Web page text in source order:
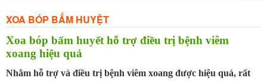
XOA BÓP BẤM HUYỆT
Xoa bóp bấm huyết hỗ trợ điều trị bệnh viêm
xoang hiệu quả
Nhằm hỗ trợ và điều trị bệnh viêm xoang được hiệu quả, rất